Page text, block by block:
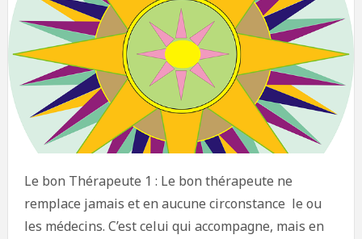
Le bon Thérapeute 1 : Le bon thérapeute ne
remplace jamais et en aucune circonstance le ou
les médecins. C’est celui qui accompagne, mais en